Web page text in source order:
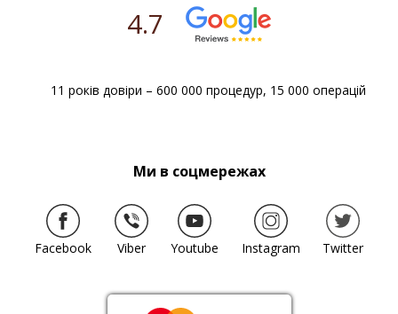
4.7
11 років довіри – 600 000 процедур, 15 000 операцій
Ми в соцмережах
Facebook Viber Youtube Instagram Twitter